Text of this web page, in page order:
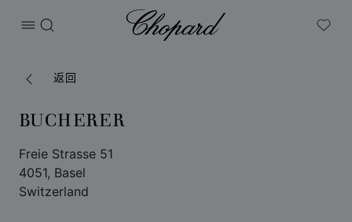
打开菜单
搜索
Chopard
My
返回
BUCHERER
Freie Strasse 51
4051, Basel
Switzerland